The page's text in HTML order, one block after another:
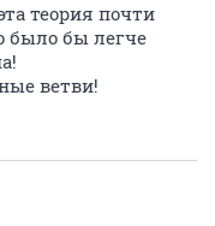
теория почти
было бы легче
ветви!